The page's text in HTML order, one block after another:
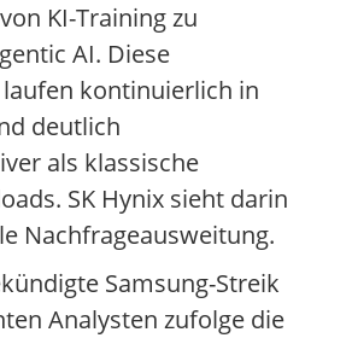
KI-Training zu
AI. Diese
kontinuierlich in
deutlich
als klassische
SK Hynix sieht darin
Nachfrageausweitung.
Samsung-Streik
Analysten zufolge die